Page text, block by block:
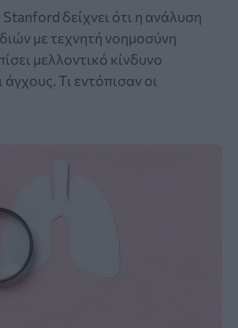
δείχνει ότι η ανάλυση
με τεχνητή νοημοσύνη
μελλοντικό κίνδυνο
Τι εντόπισαν οι